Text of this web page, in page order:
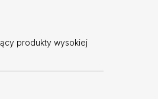
produkty wysokiej